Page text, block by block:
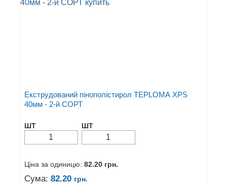
Екструдований пінополістирол TEPLOMA XPS
40мм - 2-й СОРТ
ШТ ШТ
Ціна за одиницю: 82.20 грн.
Сума: 82.20 грн.